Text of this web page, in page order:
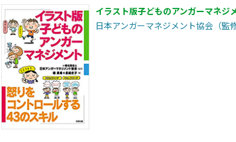
イラスト版子どものアンガーマネ
日本アンガーマネジメント協会（監修